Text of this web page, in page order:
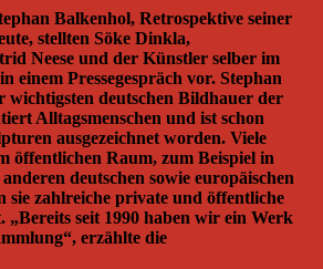
Balkenhol, Retrospektive seiner
stellten Söke Dinkla,
Neese und der Künstler selber im
einem Pressegespräch vor. Stephan
wichtigsten deutschen Bildhauer der
Alltagsmenschen und ist schon
ausgezeichnet worden. Viele
öffentlichen Raum, zum Beispiel in
deutschen sowie europäischen
sie zahlreiche private und öffentliche
„Bereits seit 1990 haben wir ein Werk
erzählte die